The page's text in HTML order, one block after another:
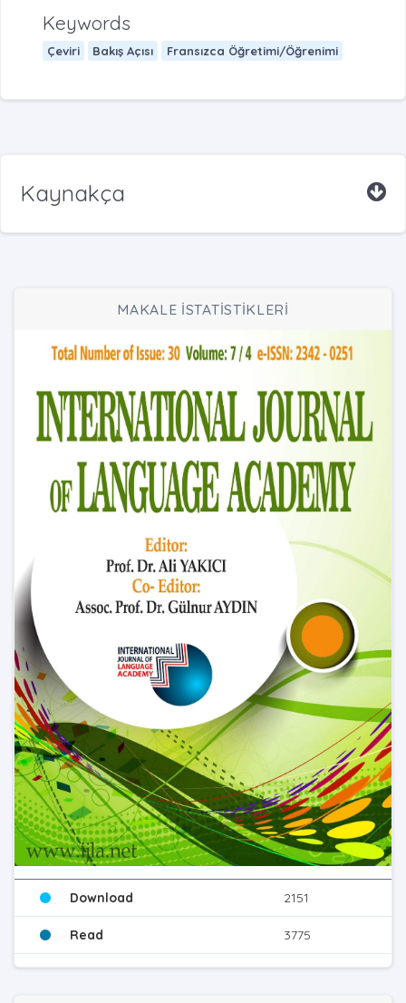
Keywords
Çeviri Bakış Açısı Fransızca Öğretimi/Öğrenimi
Kaynakça
MAKALE İSTATİSTİKLERİ
Download 2151
Read 3775